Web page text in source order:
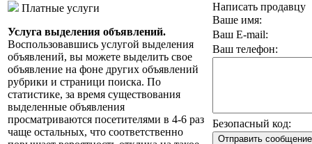
Платные услуги
Услуга выделения объявлений.
Воспользовавшись услугой выделения
объявлений, вы можете выделить свое
объявление на фоне других объявлений
рубрики и страници поиска. По
статистике, за время существования
выделенные объявления
просматриваются посетителями в 4-6 раз
чаще остальных, что соответственно
Написать продавцу
Ваше имя:
Ваш E-mail:
Ваш телефон:
Безопасный код: